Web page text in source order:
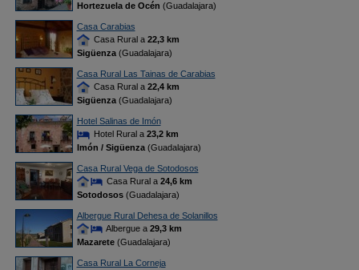
Hortezuela de Océn (Guadalajara)
Casa Carabias
Casa Rural a 22,3 km
Sigüenza(Guadalajara)
Casa Rural Las Tainas de Carabias
Casa Rural a 22,4 km
Sigüenza(Guadalajara)
Hotel Salinas de Imón
Hotel Rural a 23,2 km
Imón / Sigüenza(Guadalajara)
Casa Rural Vega de Sotodosos
Casa Rural a 24,6 km
Sotodosos(Guadalajara)
Albergue Rural Dehesa de Solanillos
Albergue a 29,3 km
Mazarete(Guadalajara)
Casa Rural La Corneja